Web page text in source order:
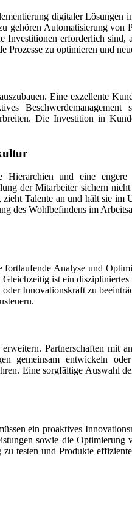
digitaler Lösungen
Automatisierung von
erforderlich sind,
zu optimieren und
Eine exzellente
Die Investition in
und eine engere
der Mitarbeiter sichern
Talente an und hält sie
des Wohlbefindens im
Analyse und
ist ein
Innovationskraft zu
Partnerschaften mit
gemeinsam entwickeln
Eine sorgfältige Auswahl
ein proaktives
sowie die
testen und Produkte